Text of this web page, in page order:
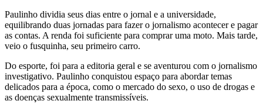
Paulinho dividia seus dias entre o jornal e a universidade,
equilibrando duas jornadas para fazer o jornalismo acontecer e pagar
as contas. A renda foi suficiente para comprar uma moto. Mais tarde,
veio o fusquinha, seu primeiro carro.
Do esporte, foi para a editoria geral e se aventurou com o jornalismo
investigativo. Paulinho conquistou espaço para abordar temas
delicados para a época, como o mercado do sexo, o uso de drogas e
as doenças sexualmente transmissíveis.